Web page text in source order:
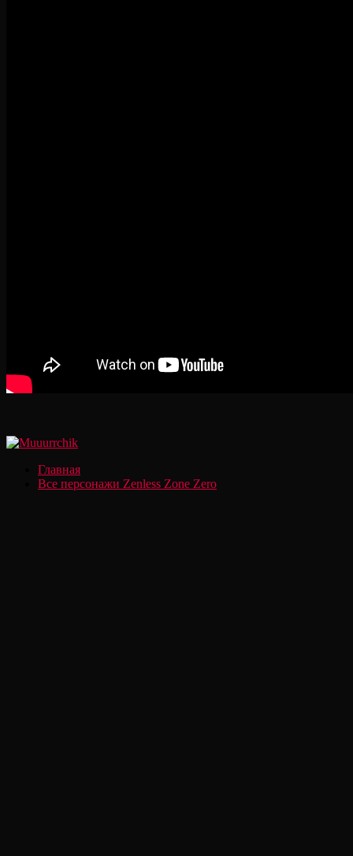
Главная
Все персонажи Zenless Zone Zero